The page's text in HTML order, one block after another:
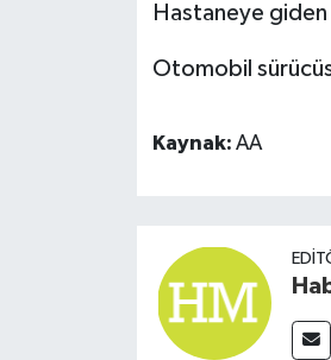
Hastaneye giden
Otomobil
Kaynak: AA